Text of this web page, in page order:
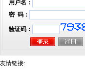
用户名：
密 码：
验证码：
友情链接: